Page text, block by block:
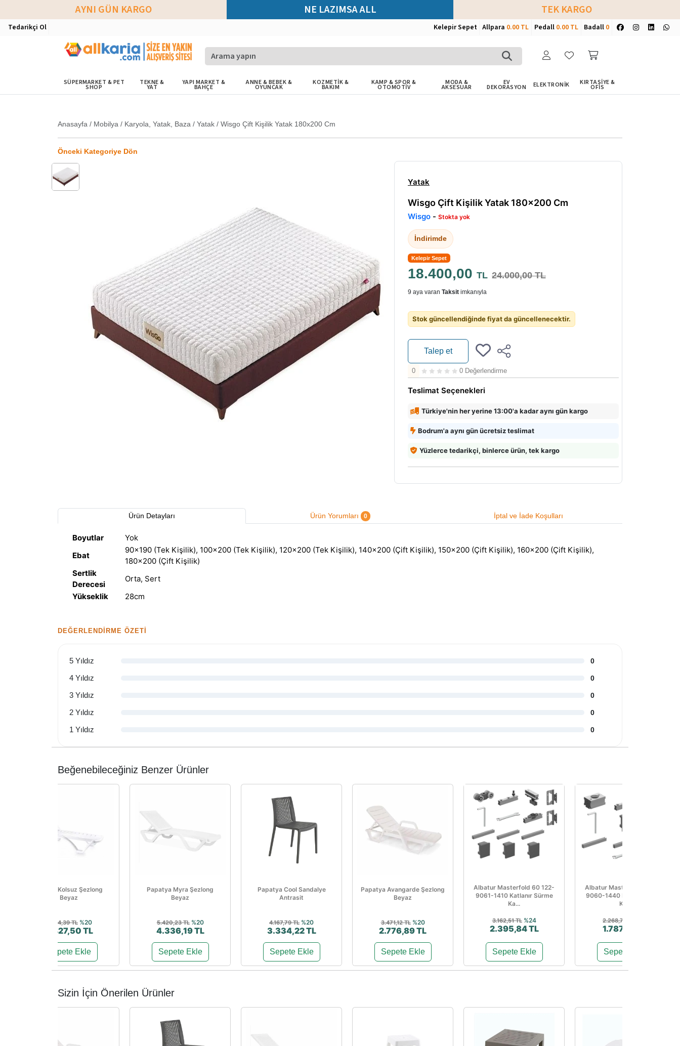
AYNI GÜN KARGO NE LAZIMSA ALL TEK KARGO
Tedarikçi Ol Kelepir Sepet Allpara 0.00 TL Pedall 0.00 TL Badall 0
SÜPERMARKET & PET
SHOP
TEKNE &
YAT
YAPI MARKET &
BAHÇE
ANNE & BEBEK &
OYUNCAK
KOZMETİK &
BAKIM
KAMP & SPOR &
OTOMOTİV
MODA &
AKSESUAR
EV
DEKORASYON ELEKTRONİK KIRTASİYE &
OFİS
Anasayfa / Mobilya / Karyola, Yatak, Baza / Yatak / Wisgo Çift Kişilik Yatak 180x200 Cm
Önceki Kategoriye Dön
Yatak
Wisgo Çift Kişilik Yatak 180x200 Cm
Wisgo - Stokta yok
İndirimde
Kelepir Sepet
18.400,00 TL 24.000,00 TL
9 aya varan Taksit imkanıyla
Stok güncellendiğinde fiyat da güncellenecektir.
Talep et
0 0 Değerlendirme
Teslimat Seçenekleri
Türkiye'nin her yerine 13:00'a kadar aynı gün kargo
Bodrum'a aynı gün ücretsiz teslimat
Yüzlerce tedarikçi, binlerce ürün, tek kargo
Ürün Detayları Ürün Yorumları 0 İptal ve İade Koşulları
Boyutlar
Yok
Ebat
90×190 (Tek Kişilik), 100×200 (Tek Kişilik), 120×200 (Tek Kişilik), 140×200 (Çift Kişilik), 150×200 (Çift Kişilik), 160×200 (Çift Kişilik),
180×200 (Çift Kişilik)
Sertlik
Derecesi
Orta, Sert
Yükseklik
28cm
DEĞERLENDIRME ÖZETI
5 Yıldız 0
4 Yıldız 0
3 Yıldız 0
2 Yıldız 0
1 Yıldız 0
Beğenebileceğiniz Benzer Ürünler
Sunset Kolsuz Şezlong
Beyaz
5.534,39 TL %20
4.427,50 TL
Sepete Ekle
Papatya Myra Şezlong
Beyaz
5.420,23 TL %20
4.336,19 TL
Sepete Ekle
Papatya Cool Sandalye
Antrasit
4.167,79 TL %20
3.334,22 TL
Sepete Ekle
Papatya Avangarde Şezlong
Beyaz
3.471,12 TL %20
2.776,89 TL
Sepete Ekle
Albatur Masterfold 60 122-
9061-1410 Katlanır Sürme
Ka...
3.162,51 TL %24
2.395,84 TL
Sepete Ekle
Albatur Masterfold 60 122-
9060-1440 Katlanır Sürme
Ka...
2.268,75 TL
1.787,50 TL
Sepete Ekle
Sizin İçin Önerilen Ürünler